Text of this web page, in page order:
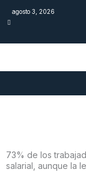
agosto 3, 2026
73% de los
salarial, aunque la